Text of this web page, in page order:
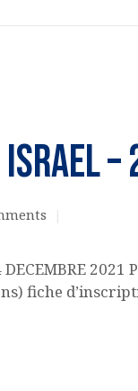
DECEMBRE
fiche